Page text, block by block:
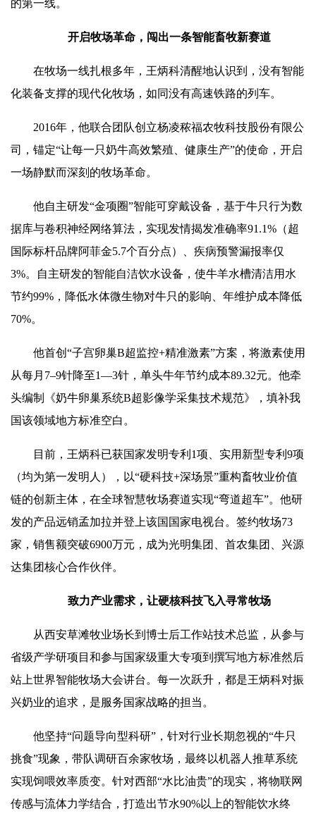
的第一线。
开启牧场革命，闯出一条智能畜牧新赛道
在牧场一线扎根多年，王炳科清醒地认识到，没有智能
化装备支撑的现代化牧场，如同没有高速铁路的列车。
2016年，他联合团队创立杨凌秾福农牧科技股份有限公
司，锚定“让每一只奶牛高效繁殖、健康生产”的使命，开启
一场静默而深刻的牧场革命。
他自主研发“金项圈”智能可穿戴设备，基于牛只行为数
据库与卷积神经网络算法，实现发情揭发准确率91.1%（超
国际标杆品牌阿菲金5.7个百分点）、疾病预警漏报率仅
3%。自主研发的智能自洁饮水设备，使牛羊水槽清洁用水
节约99%，降低水体微生物对牛只的影响、年维护成本降低
70%。
他首创“子宫卵巢B超监控+精准激素”方案，将激素使用
从每月7–9针降至1—3针，单头牛年节约成本89.32元。他牵
头编制《奶牛卵巢系统B超影像学采集技术规范》，填补我
国该领域地方标准空白。
目前，王炳科已获国家发明专利1项、实用新型专利9项
（均为第一发明人），以“硬科技+深场景”重构畜牧业价值
链的创新主体，在全球智慧牧场赛道实现“弯道超车”。他研
发的产品远销孟加拉并登上该国国家电视台。签约牧场73
家，销售额突破6900万元，成为光明集团、首农集团、兴源
达集团核心合作伙伴。
致力产业需求，让硬核科技飞入寻常牧场
从西安草滩牧业场长到博士后工作站技术总监，从参与
省级产学研项目和参与国家级重大专项到撰写地方标准然后
站上世界智能牧场大会讲台。每一次跃升，都是王炳科对振
兴奶业的追求，是服务国家战略的担当。
他坚持“问题导向型科研”，针对行业长期忽视的“牛只
挑食”现象，带队调研百余家牧场，最终以机器人推草系统
实现饲喂效率质变。针对西部“水比油贵”的现实，将物联网
传感与流体力学结合，打造出节水90%以上的智能饮水终